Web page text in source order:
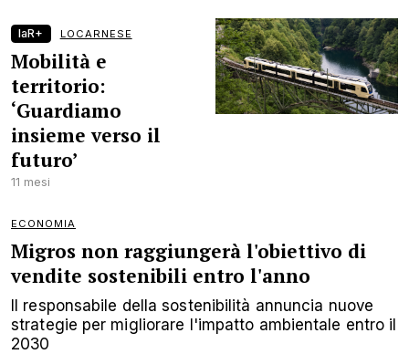
laR+ LOCARNESE
Mobilità e
territorio:
‘Guardiamo
insieme verso il
futuro’
11 mesi
ECONOMIA
Migros non raggiungerà l'obiettivo di
vendite sostenibili entro l'anno
Il responsabile della sostenibilità annuncia nuove
strategie per migliorare l'impatto ambientale entro il
2030